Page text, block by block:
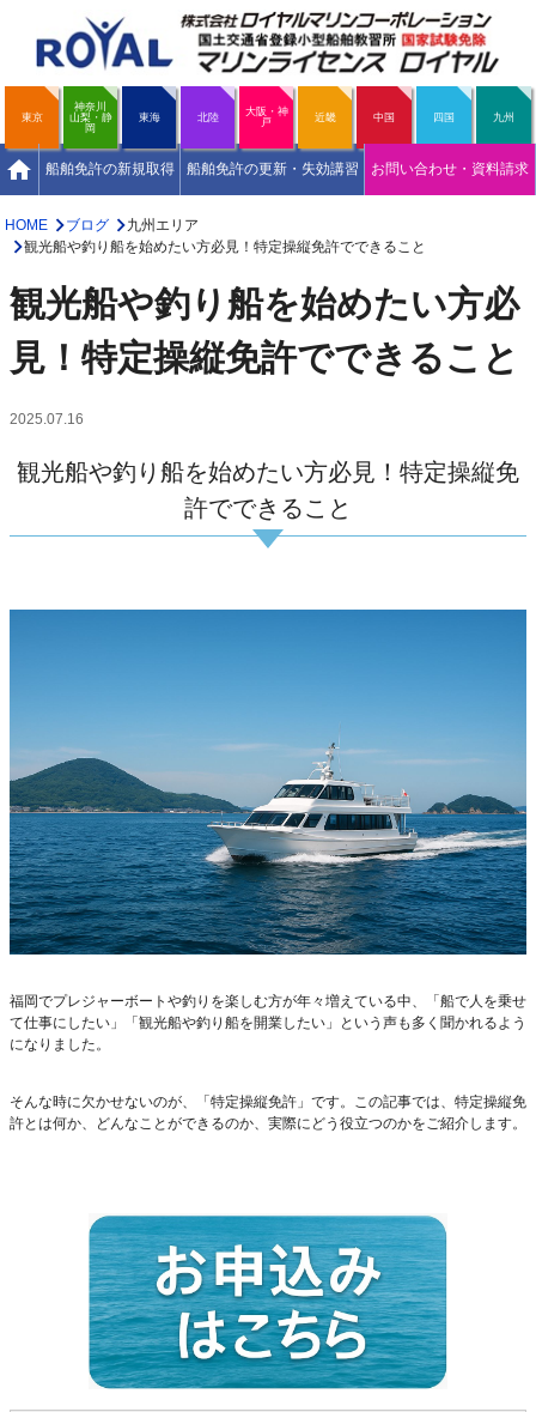
東京
神奈川
山梨・静
岡
東海 北陸
大阪・神
戸
近畿 中国 四国 九州
home 船舶免許の新規取得 船舶免許の更新・失効講習 お問い合わせ・資料請求
HOME ブログ
九州エリア
観光船や釣り船を始めたい方必見！特定操縦免許でできること
観光船や釣り船を始めたい方必
見！特定操縦免許でできること
2025.07.16
観光船や釣り船を始めたい方必見！特定操縦免
許でできること
福岡でプレジャーボートや釣りを楽しむ方が年々増えている中、「船で人を乗せ
て仕事にしたい」「観光船や釣り船を開業したい」という声も多く聞かれるよう
になりました。
そんな時に欠かせないのが、「特定操縦免許」です。この記事では、特定操縦免
許とは何か、どんなことができるのか、実際にどう役立つのかをご紹介します。